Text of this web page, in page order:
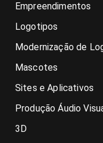
Empreendimentos
Logotipos
Modernização de
Mascotes
Sites e Aplicativos
Produção Áudio
3D